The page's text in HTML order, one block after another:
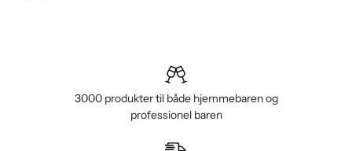
3000 produkter til både hjemmebaren og
professionel baren